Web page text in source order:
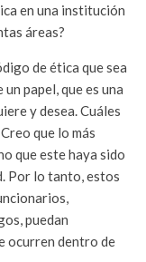
en una institución
áreas?
de ética que sea
papel, que es una
y desea. Cuáles
que lo más
que este haya sido
Por lo tanto, estos
puedan
ocurren dentro de